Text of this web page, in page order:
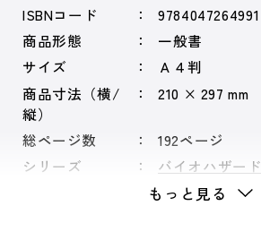
ISBNコード
9784047264991
商品形態
一般書
サイズ
Ａ４判
商品寸法（横/
縦）
210 × 297 mm
総ページ数
192ページ
シリーズ
バイオハザード
もっと見る